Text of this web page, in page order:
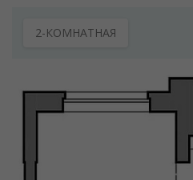
2-КОМНАТНАЯ